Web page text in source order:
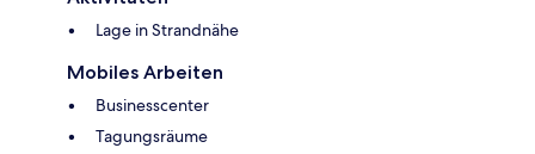
Lage in Strandnähe
Mobiles Arbeiten
Businesscenter
Tagungsräume